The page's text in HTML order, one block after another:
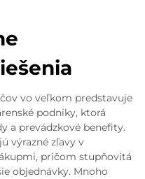
vo veľkom predstavuje
podniky, ktorá
a prevádzkové benefity.
výrazné zľavy v
pričom stupňovitá
objednávky. Mnoho